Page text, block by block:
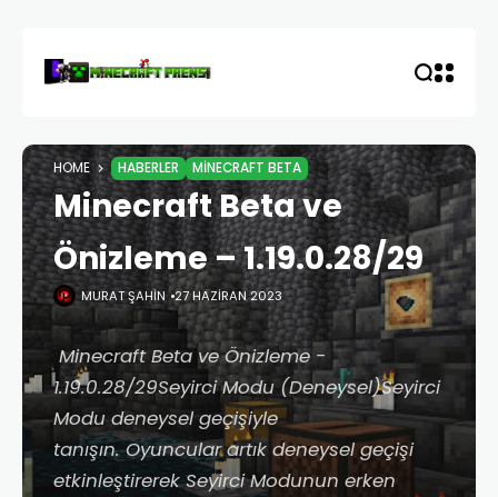
HOME HABERLER MINECRAFT BETA
Minecraft Beta ve
Önizleme – 1.19.0.28/29
MURAT ŞAHIN 27 HAZIRAN 2023
Minecraft Beta ve Önizleme -
1.19.0.28/29Seyirci Modu (Deneysel)Seyirci
Modu deneysel geçişiyle
tanışın. Oyuncular artık deneysel geçişi
etkinleştirerek Seyirci Modunun erken